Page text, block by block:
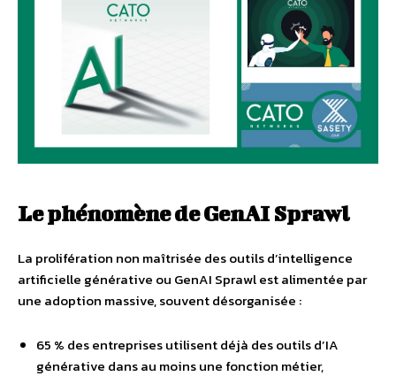
Le phénomène de GenAI Sprawl
La prolifération non maîtrisée des outils d’intelligence
artificielle générative ou GenAI Sprawl est alimentée par
une adoption massive, souvent désorganisée :
65 % des entreprises utilisent déjà des outils d’IA
générative dans au moins une fonction métier,